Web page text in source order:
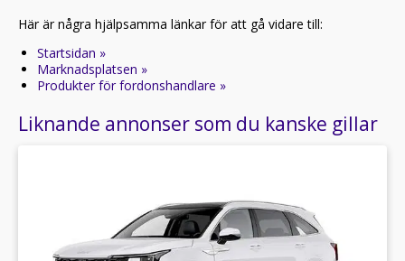
Här är några hjälpsamma länkar för att gå vidare till:
Startsidan »
Marknadsplatsen »
Produkter för fordonshandlare »
Liknande annonser som du kanske gillar